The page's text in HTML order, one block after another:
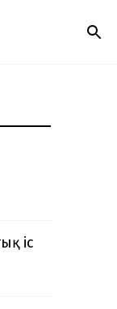
іс